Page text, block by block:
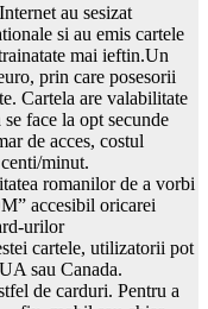
au sesizat
si au emis cartele
mai ieftin.Un
prin care posesorii
Cartela are valabilitate
face la opt secunde
de acces, costul
minut.
romanilor de a vorbi
accesibil oricarei
urilor
cartele, utilizatorii pot
sau Canada.
de carduri. Pentru a